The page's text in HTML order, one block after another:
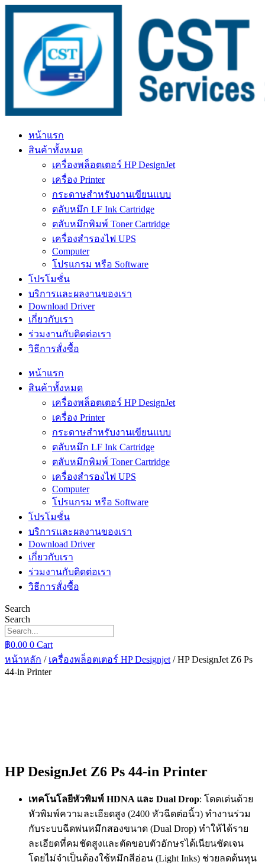
หน้าแรก
สินค้าทั้งหมด
เครื่องพล็อตเตอร์ HP DesignJet
เครื่อง Printer
กระดาษสำหรับงานเขียนแบบ
ตลับหมึก LF Ink Cartridge
ตลับหมึกพิมพ์ Toner Cartridge
เครื่องสำรองไฟ UPS
Computer
โปรแกรม หรือ Software
โปรโมชั่น
บริการและผลงานของเรา
Download Driver
เกี่ยวกับเรา
ร่วมงานกับติดต่อเรา
วิธีการสั่งซื้อ
หน้าแรก
สินค้าทั้งหมด
เครื่องพล็อตเตอร์ HP DesignJet
เครื่อง Printer
กระดาษสำหรับงานเขียนแบบ
ตลับหมึก LF Ink Cartridge
ตลับหมึกพิมพ์ Toner Cartridge
เครื่องสำรองไฟ UPS
Computer
โปรแกรม หรือ Software
โปรโมชั่น
บริการและผลงานของเรา
Download Driver
เกี่ยวกับเรา
ร่วมงานกับติดต่อเรา
วิธีการสั่งซื้อ
Search
Search
฿0.00 0 Cart
หน้าหลัก / เครื่องพล็อตเตอร์ HP Designjet / HP DesignJet Z6 Ps
44-in Printer
HP DesignJet Z6 Ps 44-in Printer
เทคโนโลยีหัวพิมพ์ HDNA และ Dual Drop: โดดเด่นด้วย
หัวพิมพ์ความละเอียดสูง (2400 หัวฉีดต่อนิ้ว) ทำงานร่วม
กับระบบฉีดพ่นหมึกสองขนาด (Dual Drop) ทำให้ได้ราย
ละเอียดที่คมชัดสูงและตัดขอบตัวอักษรได้เนียนชัดเจน
โดยไม่จำเป็นต้องใช้หมึกสีอ่อน (Light Inks) ช่วยลดต้นทุน